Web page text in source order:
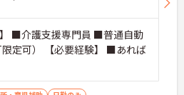
】 ■介護支援専門員 ■普通自動
定可） 【必要経験】 ■あれば